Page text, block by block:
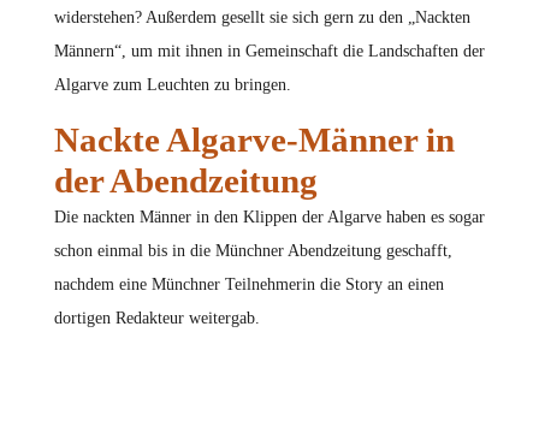
widerstehen? Außerdem gesellt sie sich gern zu den „Nackten
Männern“, um mit ihnen in Gemeinschaft die Landschaften der
Algarve zum Leuchten zu bringen.
Nackte Algarve-Männer in
der Abendzeitung
Die nackten Männer in den Klippen der Algarve haben es sogar
schon einmal bis in die Münchner Abendzeitung geschafft,
nachdem eine Münchner Teilnehmerin die Story an einen
dortigen Redakteur weitergab.